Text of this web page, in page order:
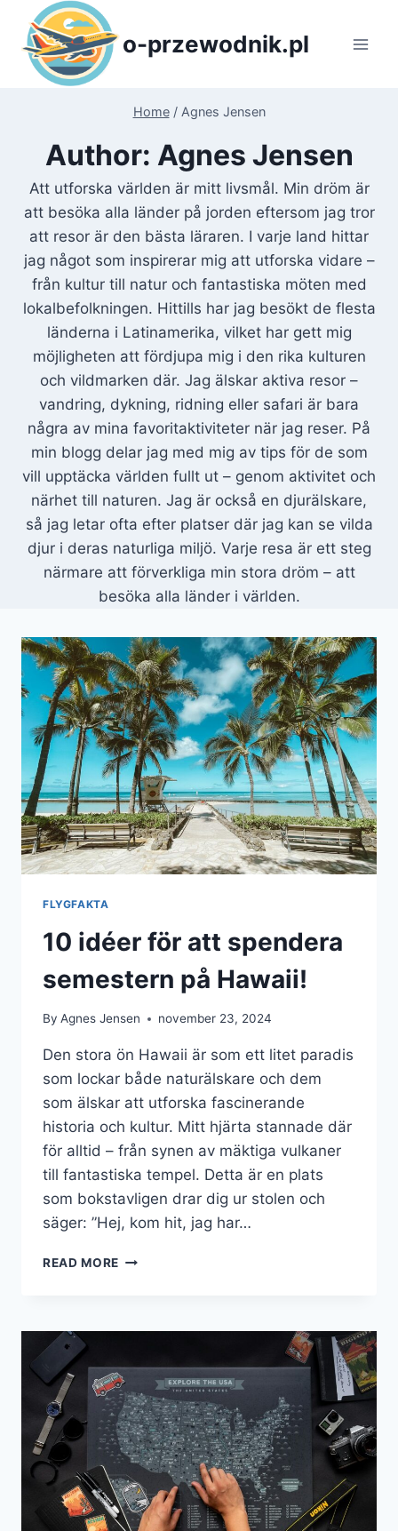
content
o-przewodnik.pl
Home / Agnes Jensen
Author: Agnes Jensen
Att utforska världen är mitt livsmål. Min dröm är
att besöka alla länder på jorden eftersom jag tror
att resor är den bästa läraren. I varje land hittar
jag något som inspirerar mig att utforska vidare –
från kultur till natur och fantastiska möten med
lokalbefolkningen. Hittills har jag besökt de flesta
länderna i Latinamerika, vilket har gett mig
möjligheten att fördjupa mig i den rika kulturen
och vildmarken där. Jag älskar aktiva resor –
vandring, dykning, ridning eller safari är bara
några av mina favoritaktiviteter när jag reser. På
min blogg delar jag med mig av tips för de som
vill upptäcka världen fullt ut – genom aktivitet och
närhet till naturen. Jag är också en djurälskare,
så jag letar ofta efter platser där jag kan se vilda
djur i deras naturliga miljö. Varje resa är ett steg
närmare att förverkliga min stora dröm – att
besöka alla länder i världen.
FLYGFAKTA
10 idéer för att spendera
semestern på Hawaii!
By Agnes Jensen november 23, 2024
Den stora ön Hawaii är som ett litet paradis
som lockar både naturälskare och dem
som älskar att utforska fascinerande
historia och kultur. Mitt hjärta stannade där
för alltid – från synen av mäktiga vulkaner
till fantastiska tempel. Detta är en plats
som bokstavligen drar dig ur stolen och
säger: ”Hej, kom hit, jag har…
READ MORE 10
SPENDERA
PÅ
HAWAII!